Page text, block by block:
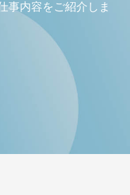
事内容をご紹介しま